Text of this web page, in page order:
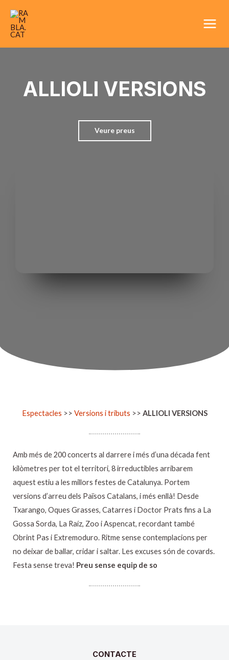
contingut
ALLIOLI VERSIONS
Veure preus
Espectacles >> Versions i tributs >> ALLIOLI VERSIONS
Amb més de 200 concerts al darrere i més d’una década fent
kilòmetres per tot el territori, 8 irreductibles arribarem
aquest estiu a les millors festes de Catalunya. Portem
versions d’arreu dels Països Catalans, i més enllà! Desde
Txarango, Oques Grasses, Catarres i Doctor Prats fins a La
Gossa Sorda, La Raíz, Zoo i Aspencat, recordant també
Obrint Pas i Extremoduro. Ritme sense contemplacions per
no deixar de ballar, cridar i saltar. Les excuses són de covards.
Festa sense treva! Preu sense equip de so
CONTACTE